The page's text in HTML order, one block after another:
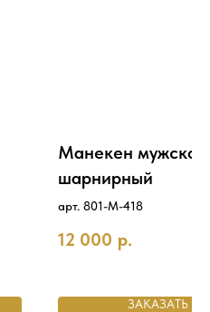
Манекен
шарнирный
арт. 801-M-418
12 000 р.
ЗАКАЗАТЬ